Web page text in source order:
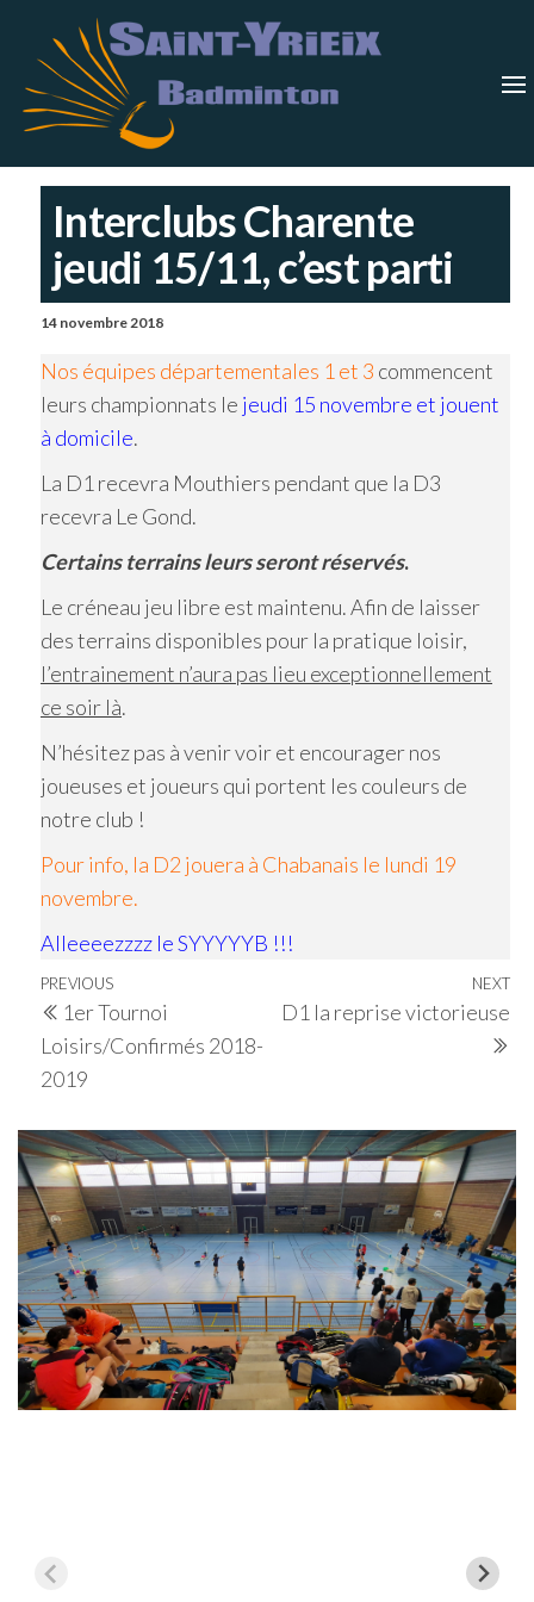
the
content
Interclubs Charente
jeudi 15/11, c’est parti
14 novembre 2018
Nos équipes départementales 1 et 3 commencent
leurs championnats le jeudi 15 novembre et jouent
à domicile.
La D1 recevra Mouthiers pendant que la D3
recevra Le Gond.
Certains terrains leurs seront réservés.
Le créneau jeu libre est maintenu. Afin de laisser
des terrains disponibles pour la pratique loisir,
l’entrainement n’aura pas lieu exceptionnellement
ce soir là.
N’hésitez pas à venir voir et encourager nos
joueuses et joueurs qui portent les couleurs de
notre club !
Pour info, la D2 jouera à Chabanais le lundi 19
novembre.
Alleeeezzzz le SYYYYYB !!!
Navigation
de
l’article
Previous
Post
PREVIOUS
1er Tournoi
Loisirs/Confirmés 2018-
2019
NEXT
D1 la reprise victorieuse